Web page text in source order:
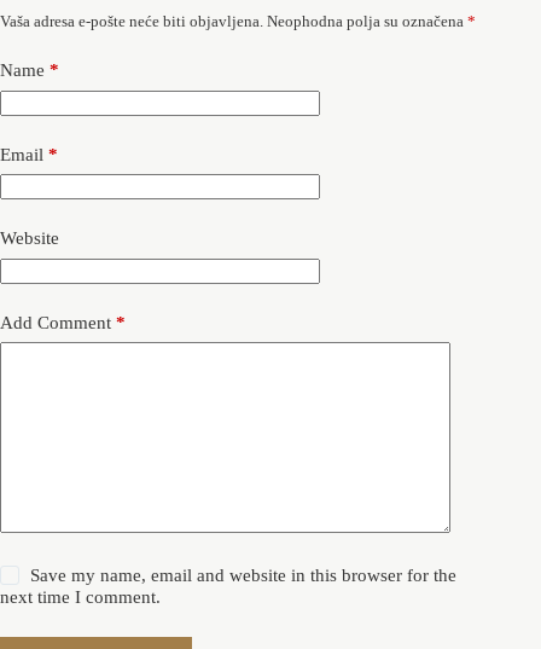
Vaša adresa e-pošte neće biti objavljena. Neophodna polja su označena *
Name *
Email *
Website
Add Comment *
Save my name, email and website in this browser for the
next time I comment.